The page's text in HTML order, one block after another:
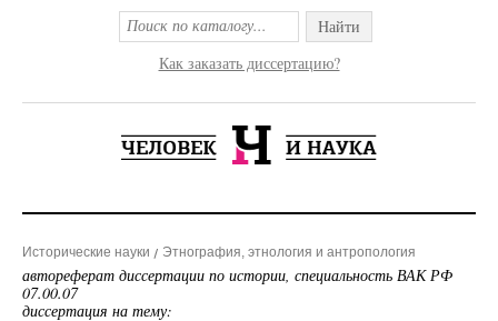
Найти
Как заказать диссертацию?
Исторические науки Этнография, этнология и антропология
автореферат диссертации по истории, специальность ВАК РФ
07.00.07
диссертация на тему: